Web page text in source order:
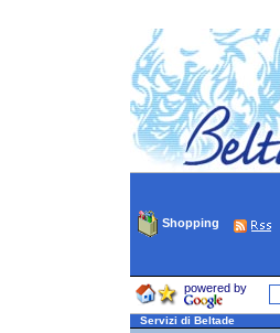
Shopping
powered by
Servizi di Beltade